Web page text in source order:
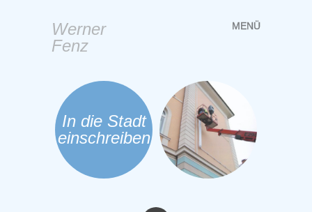
Werner
Fenz
MENÜ
Springe
zum
In die Stadt
einschreiben